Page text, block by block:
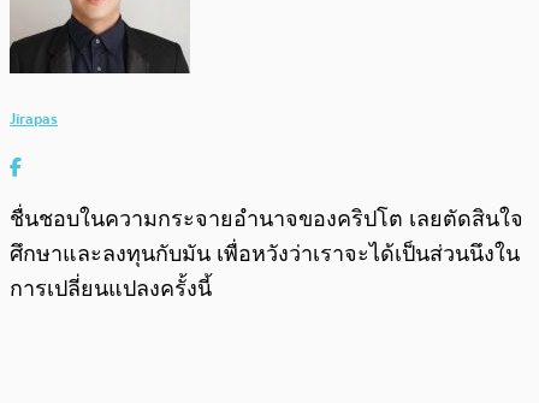
Jirapas
ชื่นชอบในความกระจายอำนาจของคริปโต เลยตัดสินใจ
ศึกษาและลงทุนกับมัน เพื่อหวังว่าเราจะได้เป็นส่วนนึงใน
การเปลี่ยนแปลงครั้งนี้